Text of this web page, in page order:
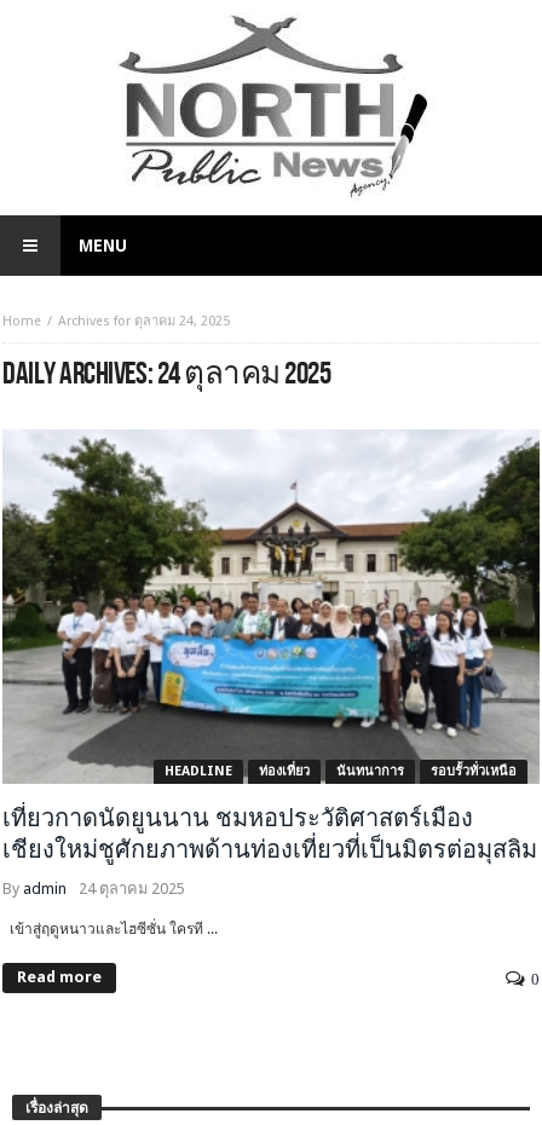
MENU
Home Archives for ตุลาคม 24, 2025
DAILY ARCHIVES:24 ตุลาคม 2025
HEADLINE ท่องเที่ยว นันทนาการ รอบรั้วทั่วเหนือ
เที่ยวกาดนัดยูนนาน ชมหอประวัติศาสตร์เมือง
เชียงใหม่ชูศักยภาพด้านท่องเที่ยวที่เป็นมิตรต่อมุสลิม
By admin 24 ตุลาคม 2025
เข้าสู่ฤดูหนาวและไฮซีซั่น ใครที ...
Read more 0
เรื่องล่าสุด